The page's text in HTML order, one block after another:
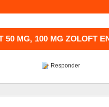
50 MG, 100 MG ZOLOFT
Responder